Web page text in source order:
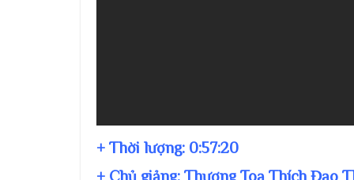
+ Thời lượng: 0:57:20
+ Chủ giảng: Thượng Toạ Thích Đạo